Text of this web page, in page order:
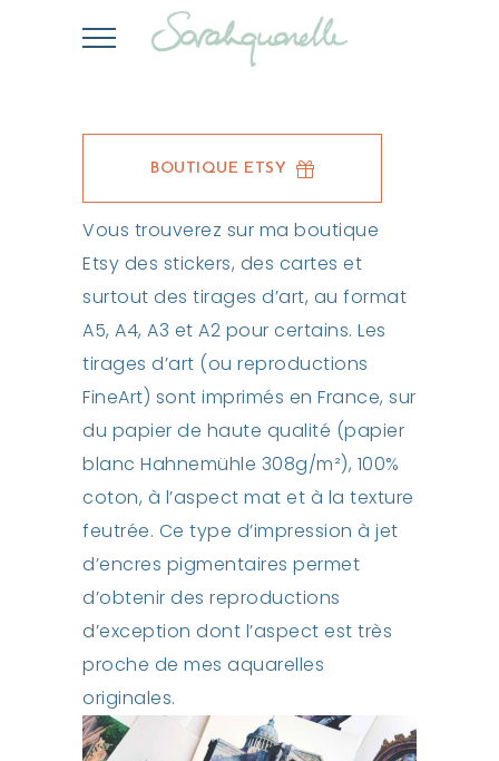
BOUTIQUE ETSY
Vous trouverez sur ma boutique
Etsy des stickers, des cartes et
surtout des tirages d’art, au format
A5, A4, A3 et A2 pour certains. Les
tirages d’art (ou reproductions
FineArt) sont imprimés en France, sur
du papier de haute qualité (papier
blanc Hahnemühle 308g/m²), 100%
coton, à l’aspect mat et à la texture
feutrée. Ce type d’impression à jet
d’encres pigmentaires permet
d’obtenir des reproductions
d’exception dont l’aspect est très
proche de mes aquarelles
originales.